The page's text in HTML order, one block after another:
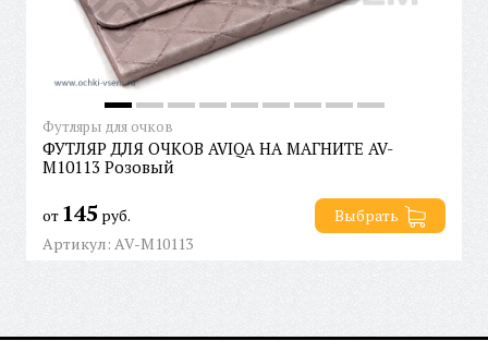
Футляры для очков
ФУТЛЯР ДЛЯ ОЧКОВ AVIQA НА МАГНИТЕ AV-
M10113 Розовый
от 145 руб.
Выбрать
Артикул: AV-M10113